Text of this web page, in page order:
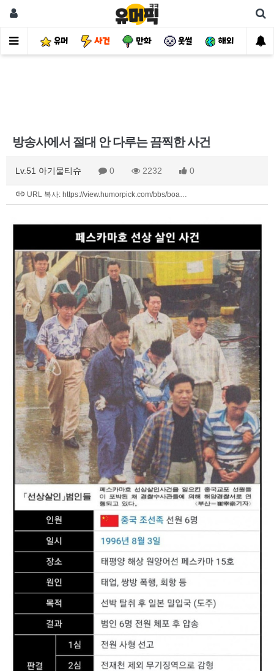
유머 사건 만화 웃썰 해외 핫
방송사에서 절대 안 다루는 끔찍한 사건
Lv.51 아기물티슈 0 2232 0
URL 복사: https://view.humorpick.com/bbs/boa…